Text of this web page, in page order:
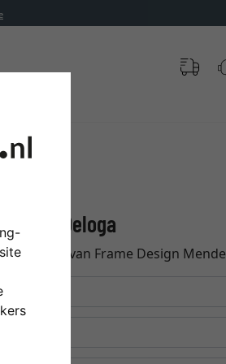
lijst Deloga
Deloga van Frame Design Mende